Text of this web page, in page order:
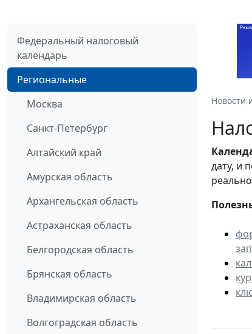
Федеральный налоговый
календарь
Региональные
Москва
Санкт-Петербург
Алтайский край
Амурская область
Архангельская область
Астраханская область
Белгородская область
Брянская область
Владимирская область
Волгоградская область
Новости
дату, и